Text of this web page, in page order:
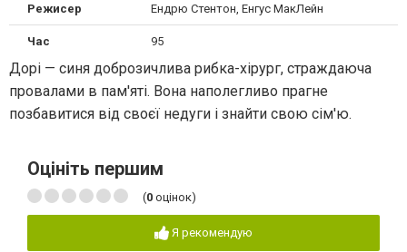
Режисер Ендрю Стентон, Енгус МакЛейн
Час 95
Дорі — синя доброзичлива рибка-хірург, страждаюча
провалами в пам'яті. Вона наполегливо прагне
позбавитися від своєї недуги і знайти свою сім'ю.
Оцініть першим
(0 оцінок)
Я рекомендую